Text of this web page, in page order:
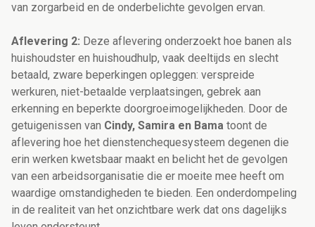
van zorgarbeid en de onderbelichte gevolgen ervan.
Aflevering 2: Deze aflevering onderzoekt hoe banen als
huishoudster en huishoudhulp, vaak deeltijds en slecht
betaald, zware beperkingen opleggen: verspreide
werkuren, niet-betaalde verplaatsingen, gebrek aan
erkenning en beperkte doorgroeimogelijkheden. Door de
getuigenissen van Cindy, Samira en Bama toont de
aflevering hoe het dienstenchequesysteem degenen die
erin werken kwetsbaar maakt en belicht het de gevolgen
van een arbeidsorganisatie die er moeite mee heeft om
waardige omstandigheden te bieden. Een onderdompeling
in de realiteit van het onzichtbare werk dat ons dagelijks